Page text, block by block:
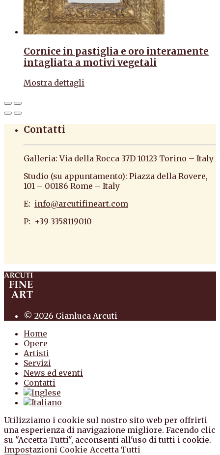
Cornice in pastiglia e oro interamente
intagliata a motivi vegetali
Mostra dettagli
Contatti
Galleria: Via della Rocca 37D 10123 Torino – Italy
Studio (su appuntamento): Piazza della Rovere,
101 – 00186 Rome – Italy
E: info@arcutifineart.com
P: +39 3358119010
© 2026 Gianluca Arcuti
Home
Opere
Artisti
Servizi
News ed eventi
Contatti
Utilizziamo i cookie sul nostro sito web per offrirti
una esperienza di navigazione migliore. Facendo clic
su "Accetta Tutti", acconsenti all'uso di tutti i cookie.
Impostazioni Cookie Accetta Tutti